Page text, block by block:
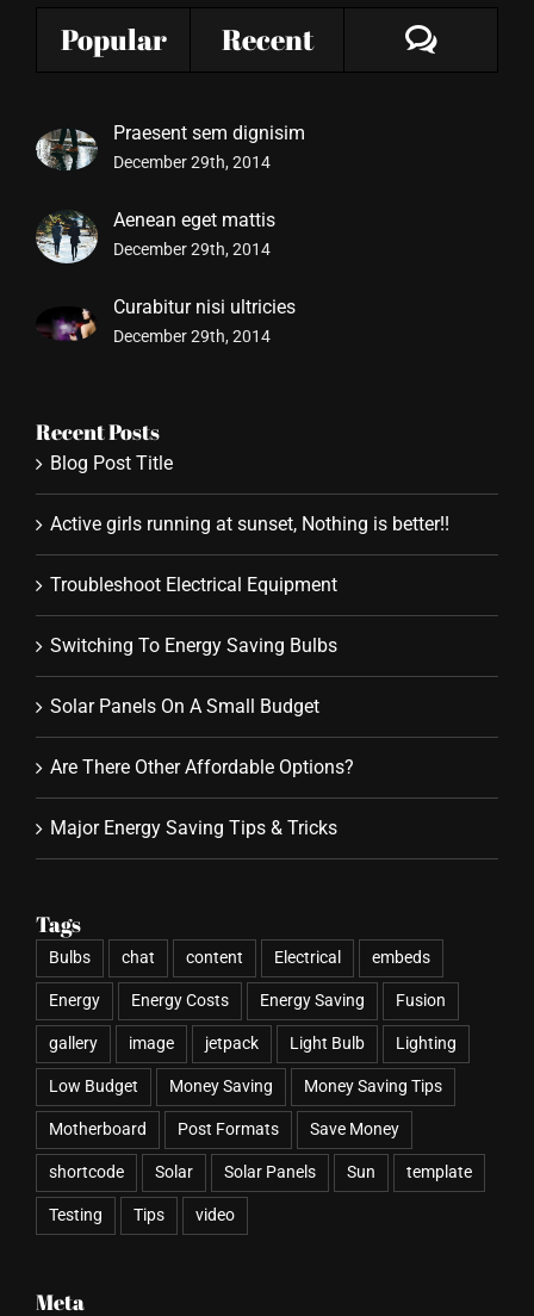
Popular Recent
Praesent sem dignisim
December 29th, 2014
Aenean eget mattis
December 29th, 2014
Curabitur nisi ultricies
December 29th, 2014
Recent Posts
Blog Post Title
Active girls running at sunset, Nothing is better!!
Troubleshoot Electrical Equipment
Switching To Energy Saving Bulbs
Solar Panels On A Small Budget
Are There Other Affordable Options?
Major Energy Saving Tips & Tricks
Tags
Bulbs chat content Electrical embeds
Energy Energy Costs Energy Saving Fusion
gallery image jetpack Light Bulb Lighting
Low Budget Money Saving Money Saving Tips
Motherboard Post Formats Save Money
shortcode Solar Solar Panels Sun template
Testing Tips video
Meta